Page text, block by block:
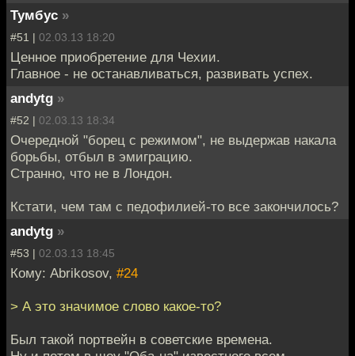
Тумбус »
#51 | 02.03.13 18:20
Ценное приобретение для Чехии.
Главное - не останавливаться, развивать успех.
andytg »
#52 | 02.03.13 18:34
Очередной "борец с режимом", не выдержав накала
борьбы, отбыл в эмиграцию.
Странно, что не в Лондон.
Кстати, чем там с педофилией-то все закончилось?
andytg »
#53 | 02.03.13 18:45
Кому: Abrikosov, #24
> А это значимое слово какое-то?
Был такой портвейн в советские времена.